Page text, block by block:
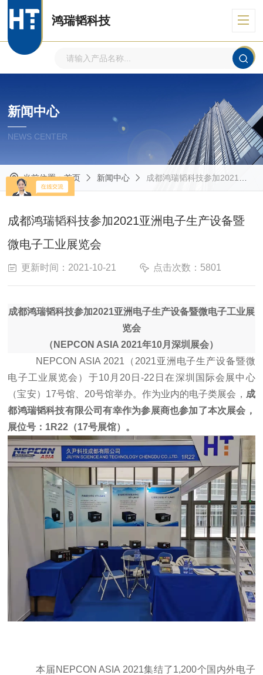
鸿瑞韬科技
新闻中心
NEWS CENTER
当前位置：首页 新闻中心 成都鸿瑞韬科技参加2021亚洲电子生产设备暨微电子工业展览会
成都鸿瑞韬科技参加2021亚洲电子生产设备暨
微电子工业展览会
更新时间：2021-10-21 点击次数：5801
成都鸿瑞韬科技参加2021亚洲电子生产设备暨微电子工业展
览会
（ NEPCON ASIA 2021年10月深圳展会）
NEPCON ASIA 2021 （ 2021亚洲电子生产设备暨微
电子工业展览会）于10月 20日-22 日在深圳国际会展中心
（宝安） 17号馆、 20号馆举办。作为业内的电子类展会， 成
都鸿瑞韬科技有限公司有幸作为参展商也参加了本次展会，
展位号： 1R22 （17号展馆）。
本届 NEPCON ASIA 2021集结了1,200个国内外电子